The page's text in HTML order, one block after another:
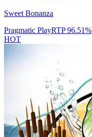
Sweet Bonanza
Pragmatic PlayRTP96.51%
HOT